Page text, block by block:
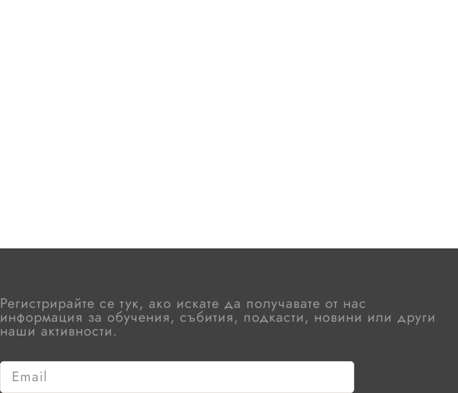
Регистрирайте се тук, ако искате да получавате от нас
информация за обучения, събития, подкасти, новини или други
наши активности.